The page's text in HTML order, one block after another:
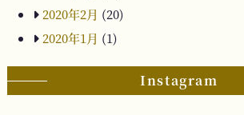
2020年2月 (20)
2020年1月 (1)
Instagram